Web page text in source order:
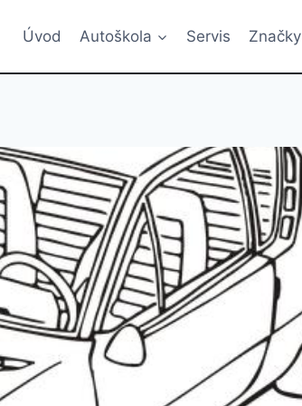
Úvod Autoškola Servis Značky